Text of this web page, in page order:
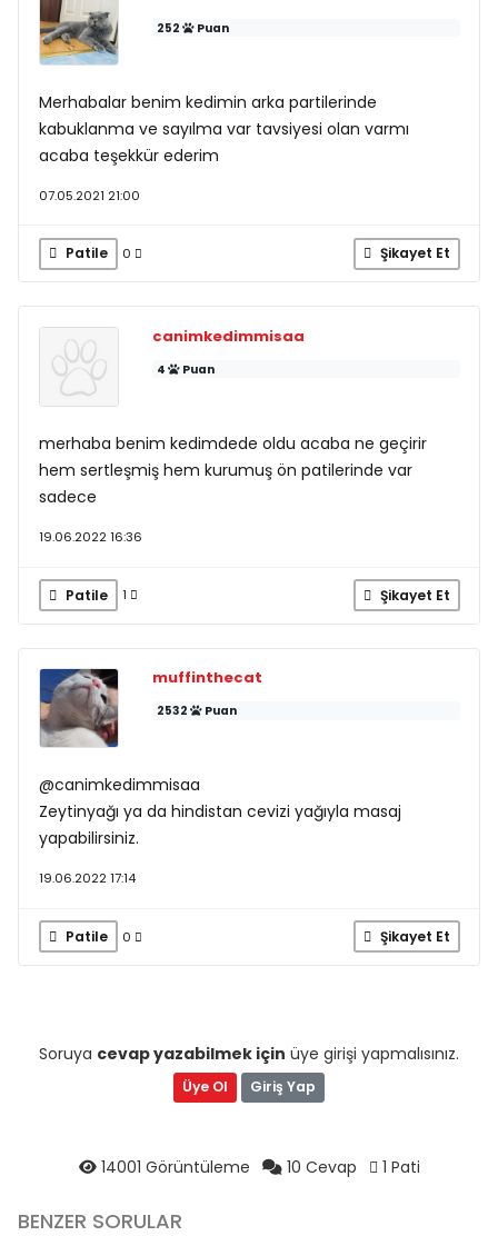
252 Puan
Merhabalar benim kedimin arka partilerinde
kabuklanma ve sayılma var tavsiyesi olan varmı
acaba teşekkür ederim
07.05.2021 21:00
Patile 0 Şikayet Et
canimkedimmisaa
4 Puan
merhaba benim kedimdede oldu acaba ne geçirir
hem sertleşmiş hem kurumuş ön patilerinde var
sadece
19.06.2022 16:36
Patile 1 Şikayet Et
muffinthecat
2532 Puan
@canimkedimmisaa
Zeytinyağı ya da hindistan cevizi yağıyla masaj
yapabilirsiniz.
19.06.2022 17:14
Patile 0 Şikayet Et
Soruya cevap yazabilmek için üye girişi yapmalısınız.
Üye Ol Giriş Yap
14001 Görüntüleme 10 Cevap 1 Pati
BENZER SORULAR